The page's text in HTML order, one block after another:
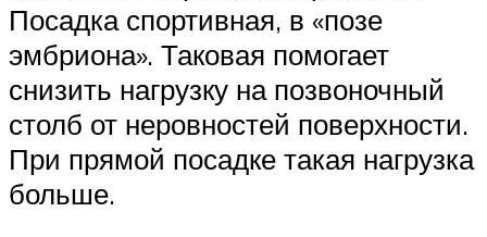
Посадка спортивная, в «позе
эмбриона». Таковая помогает
снизить нагрузку на позвоночный
столб от неровностей поверхности.
При прямой посадке такая нагрузка
больше.